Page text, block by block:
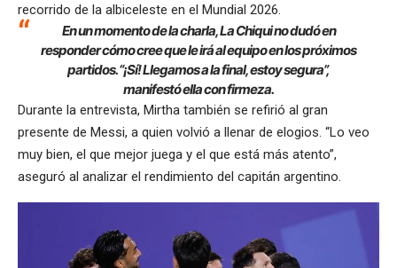
recorrido de la albiceleste en el Mundial 2026.
En un momento de la charla, La Chiqui no dudó en
responder cómo cree que le irá al equipo en los próximos
partidos. “¡Sí! Llegamos a la final, estoy segura”,
manifestó ella con firmeza.
Durante la entrevista, Mirtha también se refirió al gran
presente de Messi, a quien volvió a llenar de elogios. “Lo veo
muy bien, el que mejor juega y el que está más atento”,
aseguró al analizar el rendimiento del capitán argentino.